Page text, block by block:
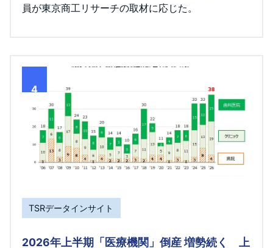
員が東京商工リサーチの取材に応じた。
4
TSRデータインサイト
2026年上半期「医療機関」倒産 増勢続く 上